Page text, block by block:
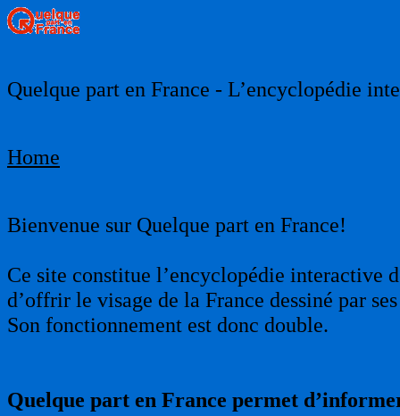
Quelque part en France - L’encyclopédie
Home
Bienvenue sur Quelque part en France!
Ce site constitue l’encyclopédie interactive
d’offrir le visage de la France dessiné par
Son fonctionnement est donc double.
Quelque part en France permet